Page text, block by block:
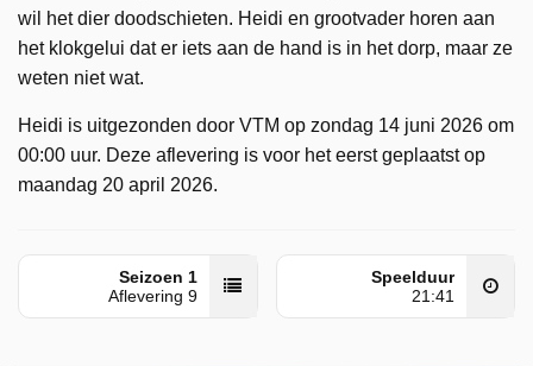
wil het dier doodschieten. Heidi en grootvader horen aan
het klokgelui dat er iets aan de hand is in het dorp, maar ze
weten niet wat.
Heidi is uitgezonden door VTM op zondag 14 juni 2026 om
00:00 uur. Deze aflevering is voor het eerst geplaatst op
maandag 20 april 2026.
Seizoen 1
Aflevering 9
Speelduur
21:41